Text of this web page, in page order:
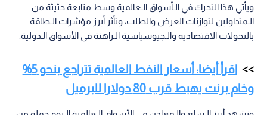
ويأتي هذا التحرك في الـأسواق الـعالمية وسط متابعة حثيثة من
الـمتداولين لتوازنات العرض والطلب، وتأثر أبرز مؤشرات الـطاقة
بالتحولات الاقتصادية والـجيوسياسية الـراهنة في الأسواق الـدولية.
اقرأ أيضا: أسعار النفط العالمية تتراجع بنحو 5%
وخام برنت يهبط قرب 80 دولارا للبرميل